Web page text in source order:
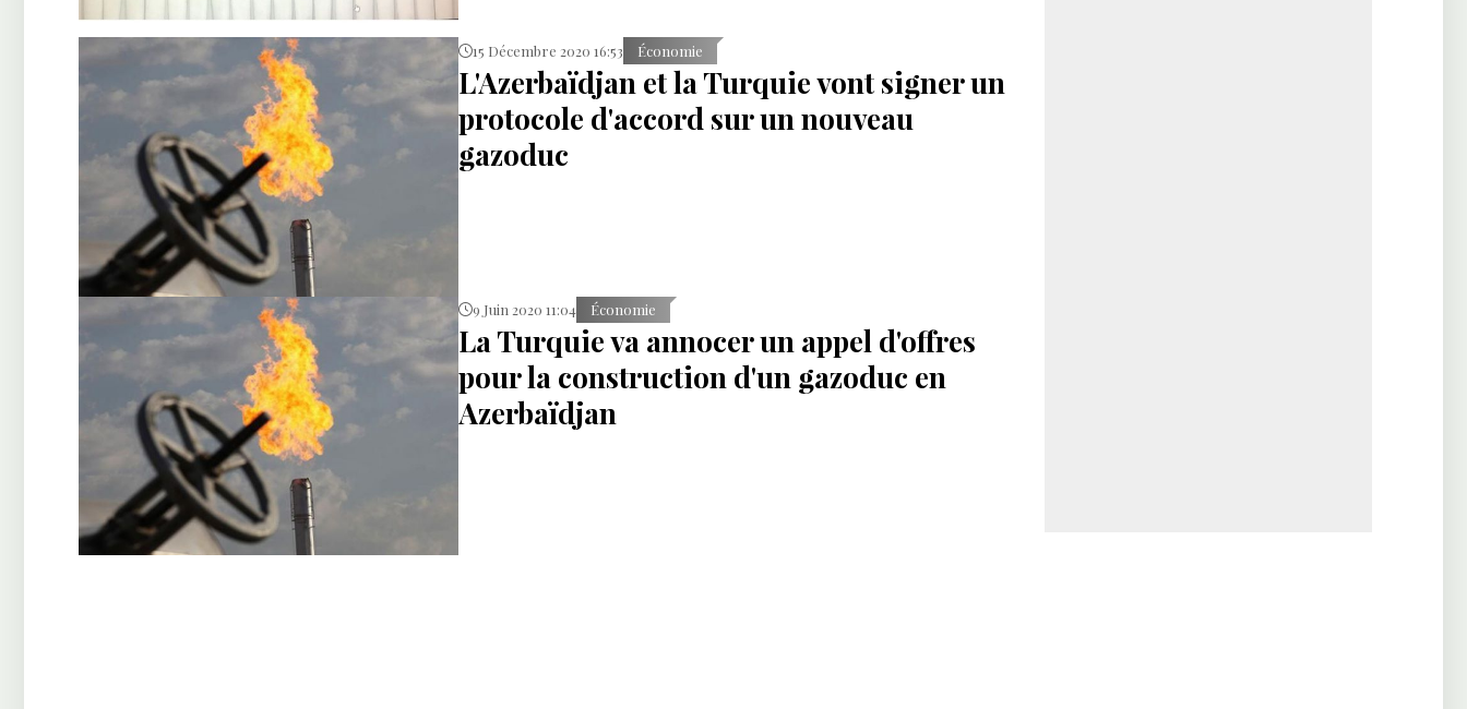
15 Décembre 2020 16:53 Économie
L'Azerbaïdjan et la Turquie vont signer un
protocole d'accord sur un nouveau
gazoduc
9 Juin 2020 11:04 Économie
La Turquie va annocer un appel d'offres
pour la construction d'un gazoduc en
Azerbaïdjan